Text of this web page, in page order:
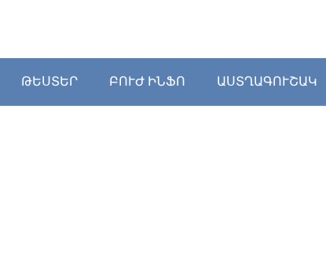
ԹԵՍՏԵՐ ԲՈՒԺ ԻՆՖՈ ԱՍՏՂԱԳՈՒՇԱԿ